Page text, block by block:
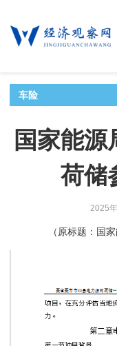
车险
国家能源
荷储
2025
（原标题：国